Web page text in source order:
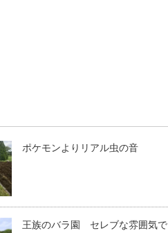
ポケモンよりリアル虫の音
王族のバラ園 セレブな雰囲気で